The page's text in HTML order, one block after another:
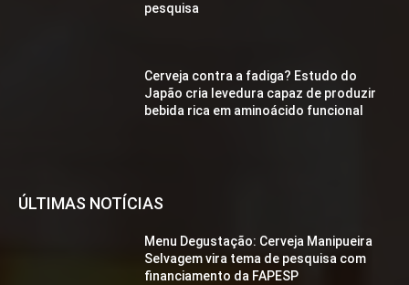
pesquisa
Cerveja contra a fadiga? Estudo do
Japão cria levedura capaz de produzir
bebida rica em aminoácido funcional
ÚLTIMAS NOTÍCIAS
Menu Degustação: Cerveja Manipueira
Selvagem vira tema de pesquisa com
financiamento da FAPESP